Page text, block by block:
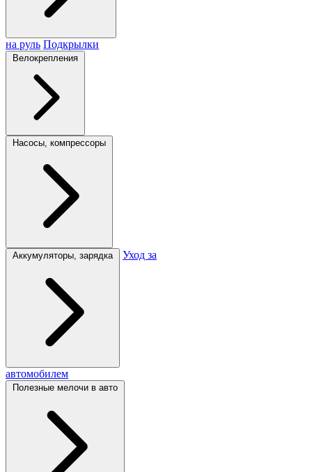
на руль Подкрылки
Велокрепления
Насосы, компрессоры
Аккумуляторы, зарядка Уход за
автомобилем
Полезные мелочи в авто